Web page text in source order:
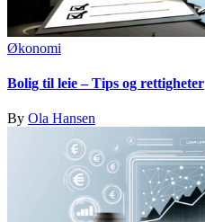
Økonomi
Bolig til leie – Tips og rettigheter
By Ola Hansen